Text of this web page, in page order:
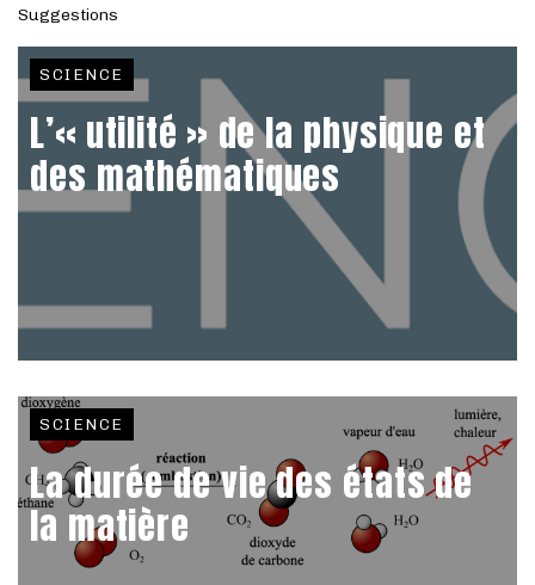
Suggestions
SCIENCE
L’« utilité » de la physique et
des mathématiques
SCIENCE
La durée de vie des états de
la matière